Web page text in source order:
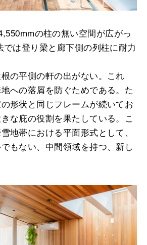
の柱の無い空間が広がっ
では登り梁と廊下側の列柱に耐力
の平側の軒の出がない。これ
への落屑を防ぐためである。た
形状と同じフレームが続いてお
な庇の役割を果たしている。こ
地帯における平面形式として、
もない、中間領域を持つ、新し